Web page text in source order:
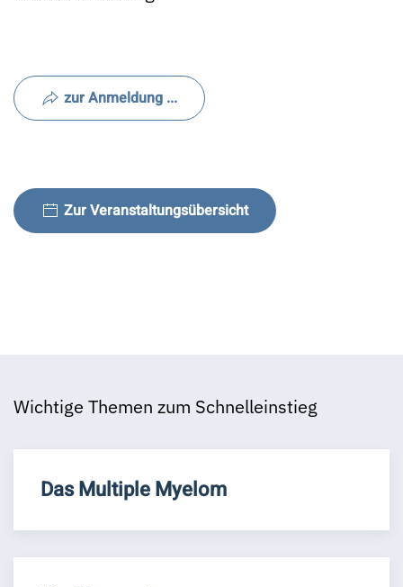
zur Anmeldung ...
Zur Veranstaltungsübersicht
Wichtige Themen zum Schnelleinstieg
Das Multiple Myelom